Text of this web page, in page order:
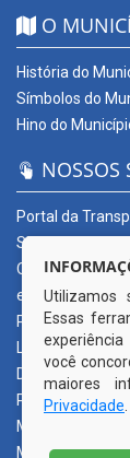
O
História do
Símbolos do
Hino do
NOSSOS
Portal da
SERVIÇOS
Ouvidoria
e-SIC
Processos de
Licitações em
Diário Oficial
Publicações
Mapa do Site
Mais Serviços
Utilizamos
Essas
você
maiores
Privacidade